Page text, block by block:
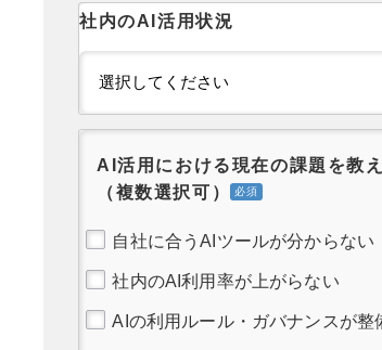
社内のAI活用状況
AI活用における現在の課題を教
（複数選択可）
自社に合うAIツールが分からない
社内のAI利用率が上がらない
AIの利用ルール・ガバナンスが整